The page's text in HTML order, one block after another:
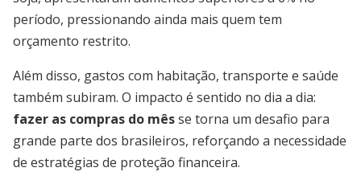
período, pressionando ainda mais quem tem
orçamento restrito.
Além disso, gastos com habitação, transporte e saúde
também subiram. O impacto é sentido no dia a dia:
fazer as compras do mêsse torna um desafio para
grande parte dos brasileiros, reforçando a necessidade
de estratégias de proteção financeira.